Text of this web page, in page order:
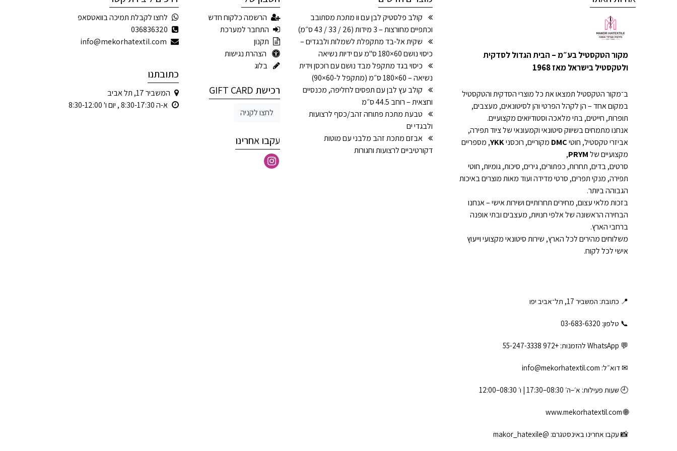
מקור הטקסטיל בע״מ – הבית הגדול לסדקית
ולטקסטיל בישראל מאז 1968
ב־מקור הטקסטיל תמצאו את כל מוצרי הסדקית והטקסטיל
במקום אחד – הן לקהל הפרטי והן לסיטונאים, מעצבים,
תופרות, חייטים, בתי מלאכה וסטודיואים מקצועיים.
אנחנו מתמחים בשיווק סיטונאי וקמעונאי של ציוד תפירה,
אביזרי טקסטיל, חוטיDMC מקוריים, רוכסניYKK, מספריים
מקצועיים שלPRYM
,
סרטים, בדים, תחרות, כפתורים, גירים, סיכות, גומיות, חוטי
תפירה, מנקי תפרים, סרטי מדידה ועוד מאות מוצרים באיכות
הגבוהה ביותר.
בזכות מלאי עצום, מחירים תחרותיים ושירות אישי – אנחנו
הבחירה הראשונה של אלפי חנויות, מעצבים ובתי אופנה
ברחבי הארץ.
משלוחים מהירים לכל הארץ, שירות סיטונאי מקצועי וייעוץ
אישי לכל לקוח.
📍 כתובת: המשביר 17, תל־אביב יפו
📞 טלפון: ‎03-683-6320
💬 WhatsApp להזמנות: +972 55-247-3338
✉ דוא״ל: info@mekorhatextil.com
🕘 שעות פעילות: א׳–ה׳ 08:30–17:30 | ו׳ 08:30–12:00
🌐
www.mekorhatextil.com
📸 עקבו אחרינו באינסטגרם: @makor_hatexile
קולב פלסטיק לבן עם וו מתכת מסתובב
וכתפיים מחורצות – 3 מידות (26 / 33 / 43 ס״מ)
שקית אל-בד מתקפלת לשמלות ולבגדים –
כיסוי נושם 60×180 ס"מ עם ידיות נשיאה
כיסוי בגד מתקפל מבד נושם עם רוכסן וידית
נשיאה – 60×180 ס״מ (מתקפל ל-60×90)
קולב עץ לבן עם תפסים לחליפה, מכנסיים
וחצאית – רוחב 44.5 ס״מ
טבעת מתכת פתוחה זהב/כסף לרצועות
ולבגדי ים
אבזם מתכת זהב מלבני עם מוטות
דקורטיביים לרצועות וחגורות
הרשמה כלקוח חדש
התחבר למערכת
תקנון
הצהרת נגישות
בלוג
רכישת GIFT CARD
לחצו לקניה
עקבו אחרינו
לחצו לקבלת תמיכה בוואטסאפ
036836320
info@mekorhatextil.com
כתובתנו
המשביר 17, תל אביב
א-ה 8:30-17:30 , יום ו' 8:30-12:00